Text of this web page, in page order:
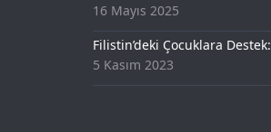
16 Mayıs 2025
Filistin’deki Çocuklara
5 Kasım 2023